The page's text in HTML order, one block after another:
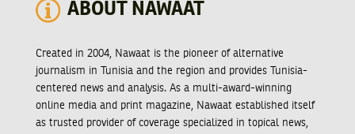
ABOUT NAWAAT
Created in 2004, Nawaat is the pioneer of alternative
journalism in Tunisia and the region and provides Tunisia-
centered news and analysis. As a multi-award-winning
online media and print magazine, Nawaat established itself
as trusted provider of coverage specialized in topical news,